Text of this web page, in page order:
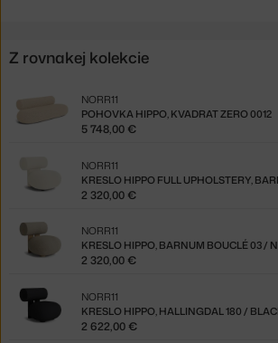
Z rovnakej kolekcie
POHOVKA HIPPO, KVADRAT ZERO 0012
NORR11
5 748,00 €
KRESLO HIPPO FULL UPHOLSTERY,
NORR11
2 320,00 €
KRESLO HIPPO, BARNUM BOUCLÉ 03 /
NORR11
2 320,00 €
KRESLO HIPPO, HALLINGDAL 180 /
NORR11
2 622,00 €